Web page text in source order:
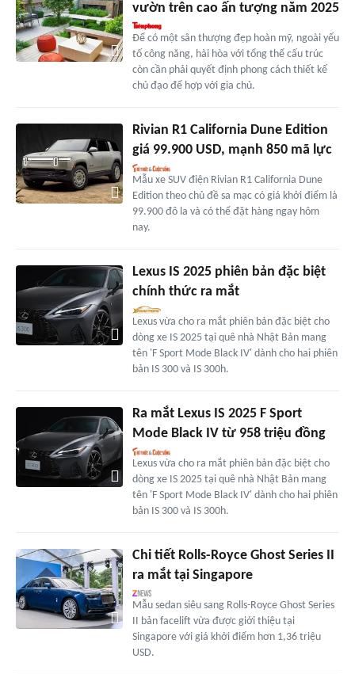
vườn trên cao ấn tượng năm 2025
Để có một sân thượng đẹp hoàn mỹ, ngoài yếu
tố công năng, hài hòa với tổng thể cấu trúc
còn cần phải quyết định phong cách thiết kế
chủ đạo để hợp với gia chủ.
Rivian R1 California Dune Edition
giá 99.900 USD, mạnh 850 mã lực
Mẫu xe SUV điện Rivian R1 California Dune
Edition theo chủ đề sa mạc có giá khởi điểm là
99.900 đô la và có thể đặt hàng ngay hôm
nay.
Lexus IS 2025 phiên bản đặc biệt
chính thức ra mắt
Lexus vừa cho ra mắt phiên bản đặc biệt cho
dòng xe IS 2025 tại quê nhà Nhật Bản mang
tên 'F Sport Mode Black IV' dành cho hai phiên
bản IS 300 và IS 300h.
Ra mắt Lexus IS 2025 F Sport
Mode Black IV từ 958 triệu đồng
Lexus vừa cho ra mắt phiên bản đặc biệt cho
dòng xe IS 2025 tại quê nhà Nhật Bản mang
tên 'F Sport Mode Black IV' dành cho hai phiên
bản IS 300 và IS 300h.
Chi tiết Rolls-Royce Ghost Series II
ra mắt tại Singapore
Mẫu sedan siêu sang Rolls-Royce Ghost Series
II bản facelift vừa được giới thiệu tại
Singapore với giá khởi điểm hơn 1,36 triệu
USD.